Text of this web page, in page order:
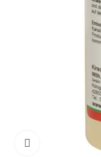
Click to enlarge